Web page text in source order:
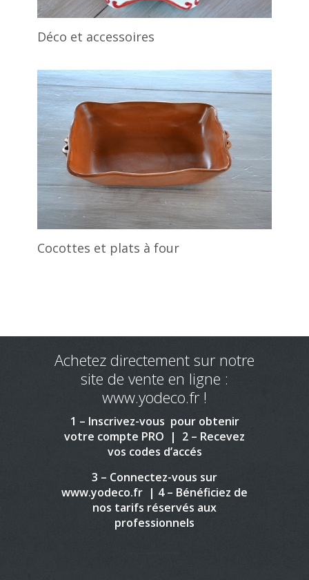
Déco et accessoires
Cocottes et plats à four
Achetez directement sur notre
site de vente en ligne :
www.yodeco.fr !
1 – Inscrivez-vous pour obtenir
votre compte PRO | 2 – Recevez
vos codes d’accés
3 – Connectez-vous sur
www.yodeco.fr | 4 – Bénéficiez de
nos tarifs réservés aux
professionnels